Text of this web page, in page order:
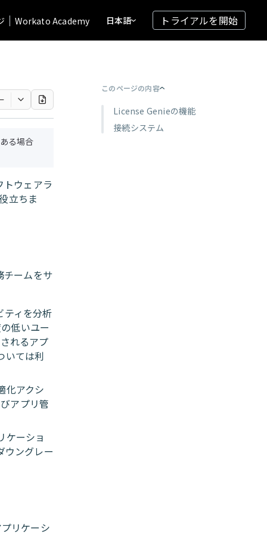
Workato Academy 日本語 トライアルを開始
る場合
ウェアラ
立ちま
チームをサ
ティを分析
低いユー
れるアプ
いては利
化アクシ
アプリ管
ケーショ
ウングレー
リケーシ
このページの内容
License Genieの機能
接続システム